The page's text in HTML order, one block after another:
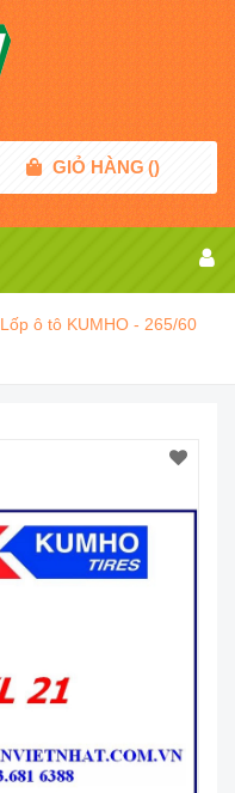
GIỎ HÀNG ()
Lốp ô tô KUMHO - 265/60